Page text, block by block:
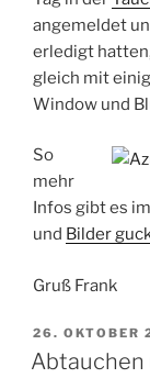
angemeldet
erledigt
gleich mit
Window und
So
mehr
Infos gibt es
und Bilder
Gruß Frank
AM
26. OKTOBER
Abtauchen